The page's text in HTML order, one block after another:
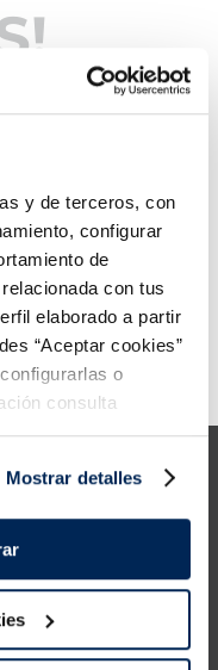
y de terceros, con
configurar
de
con tus
elaborado a partir
“Aceptar cookies”
o
consulta
Mostrar detalles
producto
sola
en
del
code 429